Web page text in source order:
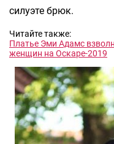
силуэте брюк.
Читайте также:
Платье Эми Адамс
женщин на Оскаре-2019